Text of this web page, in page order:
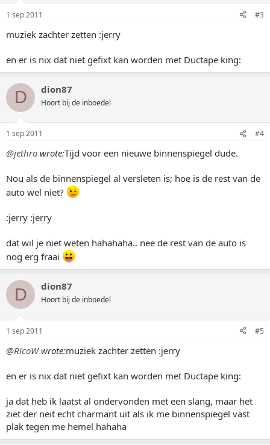
1 sep 2011 #3
muziek zachter zetten :jerry
en er is nix dat niet gefixt kan worden met Ductape king:
D dion87
Hoort bij de inboedel
1 sep 2011 #4
@jethro wrote:Tijd voor een nieuwe binnenspiegel dude.
Nou als de binnenspiegel al versleten is; hoe is de rest van de
auto wel niet?
:jerry :jerry
dat wil je niet weten hahahaha.. nee de rest van de auto is
nog erg fraai
D dion87
Hoort bij de inboedel
1 sep 2011 #5
@RicoWwrote:muziek zachter zetten :jerry
en er is nix dat niet gefixt kan worden met Ductape king:
ja dat heb ik laatst al ondervonden met een slang, maar het
ziet der neit echt charmant uit als ik me binnenspiegel vast
plak tegen me hemel hahaha